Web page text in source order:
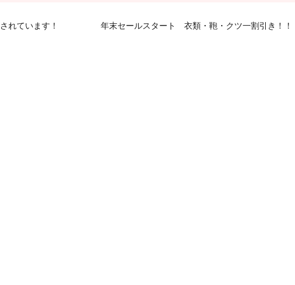
れています！ 年末セールスタート 衣類・鞄・クツ一割引き！！